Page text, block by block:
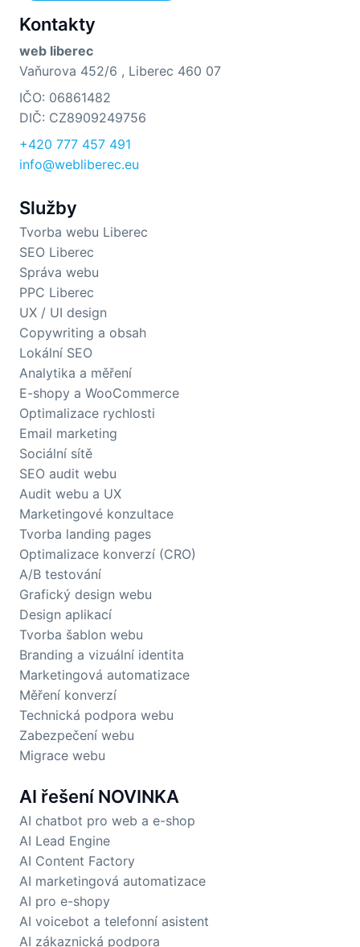
Kontakty
web liberec
Vaňurova 452/6 , Liberec 460 07
IČO: 06861482
DIČ: CZ8909249756
+420 777 457 491
info@webliberec.eu
Služby
Tvorba webu Liberec
SEO Liberec
Správa webu
PPC Liberec
UX / UI design
Copywriting a obsah
Lokální SEO
Analytika a měření
E-shopy a WooCommerce
Optimalizace rychlosti
Email marketing
Sociální sítě
SEO audit webu
Audit webu a UX
Marketingové konzultace
Tvorba landing pages
Optimalizace konverzí (CRO)
A/B testování
Grafický design webu
Design aplikací
Tvorba šablon webu
Branding a vizuální identita
Marketingová automatizace
Měření konverzí
Technická podpora webu
Zabezpečení webu
Migrace webu
AI řešení NOVINKA
AI chatbot pro web a e-shop
AI Lead Engine
AI Content Factory
AI marketingová automatizace
AI pro e-shopy
AI voicebot a telefonní asistent
AI zákaznická podpora